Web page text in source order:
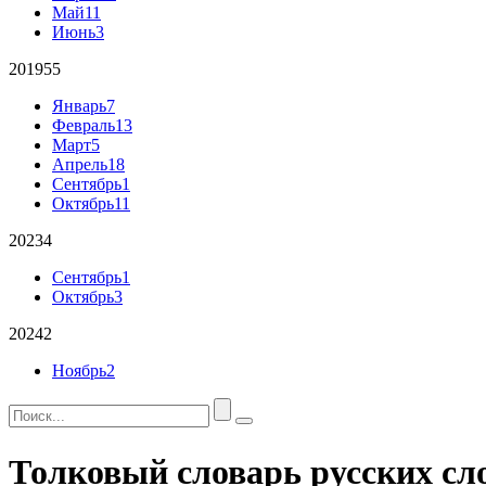
Май11
Июнь3
201955
Январь7
Февраль13
Март5
Апрель18
Сентябрь1
Октябрь11
20234
Сентябрь1
Октябрь3
20242
Ноябрь2
Толковый словарь русских